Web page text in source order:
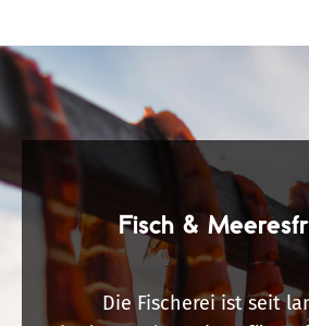
Fisch &
Die Fischerei ist seit